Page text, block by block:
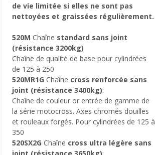
de vie limitée si elles ne sont pas
nettoyées et graissées régulièrement.
520MChaîne standard sans joint
(résistance 3200kg)
Chaîne de qualité de base pour cylindrées
de 125 à 250
520MR1GChaîne cross renforcée sans
joint (résistance 3400kg):
Chaîne de couleur or entrée de gamme de
la série motocross. Axes chromés douilles
et rouleaux forgés. Pour cylindrées de 125 à
350
520SX2GChaîne cross ultra légère sans